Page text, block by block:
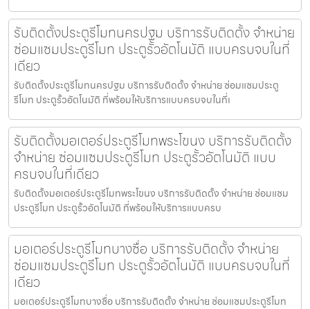
รับติดตั้งประตูรีโมทนครปฐม บริการรับติดตั้ง จำหน่าย
ซ่อมแซมประตูรีโมท ประตูรั้วอัตโนมัติ แบบครบจบในที่
เดียว
รับติดตั้งประตูรีโมทนครปฐม บริการรับติดตั้ง จำหน่าย ซ่อมแซมประตู
รีโมท ประตูรั้วอัตโนมัติ ที่พร้อมให้บริการแบบครบจบในที่เ
รับติดตั้งมอเตอร์ประตูรีโมทพระโขนง บริการรับติดตั้ง
จำหน่าย ซ่อมแซมประตูรีโมท ประตูรั้วอัตโนมัติ แบบ
ครบจบในที่เดียว
รับติดตั้งมอเตอร์ประตูรีโมทพระโขนง บริการรับติดตั้ง จำหน่าย ซ่อมแซม
ประตูรีโมท ประตูรั้วอัตโนมัติ ที่พร้อมให้บริการแบบครบ
มอเตอร์ประตูรีโมทบางซื่อ บริการรับติดตั้ง จำหน่าย
ซ่อมแซมประตูรีโมท ประตูรั้วอัตโนมัติ แบบครบจบในที่
เดียว
มอเตอร์ประตูรีโมทบางซื่อ บริการรับติดตั้ง จำหน่าย ซ่อมแซมประตูรีโมท